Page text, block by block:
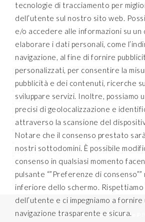
personalizzati per ogni tipo di esigenza.
» Scopri i servizi
Servizi
Tempo di coagulazione e misurazione
Noleggio di apparecchiature elletromedicali
Noleggio di articoli sanitari
© 2022 Parafarmacia Obiettivo Salute
tecnologie di tracciamento per
dell’utente sul nostro sito web.
e/o accedere alle informazioni su un
elaborare i dati personali, come
navigazione, al fine di fornire
personalizzati, per consentire la
pubblicità e dei contenuti, ricerche
sviluppare servizi. Inoltre, possiamo
precisi di geolocalizzazione e
attraverso la scansione del
Notare che il consenso prestato
nostri sottodomini. È possibile
consenso in qualsiasi momento
pulsante “”Preferenze di
inferiore dello schermo.
dell’utente e ci impegniamo a fornire
navigazione trasparente e sicura.